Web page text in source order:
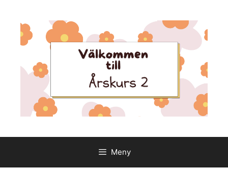
innehåll
Meny